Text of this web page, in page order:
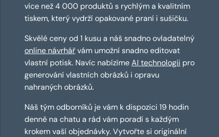
více než 4 000 produktů s rychlým a kvalitním
tiskem, který vydrží opakované praní i sušičku.
Skvělé ceny od 1 kusu a náš snadno ovladatelný
online návrhářvám umožní snadno editovat
vlastní potisk. Navíc nabízímeAI technologii pro
generování vlastních obrázků i opravu
nahraných obrázků.
Náš tým odborníků je vám k dispozici 19 hodin
denně na chatu a rád vám poradí s každým
krokem vaší objednávky. Vytvořte si originální